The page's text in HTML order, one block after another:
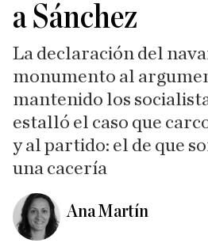
a Sánchez
La declaración del
monumento al
mantenido los
estalló el caso que
y al partido: el de que
una cacería
Ana Martín